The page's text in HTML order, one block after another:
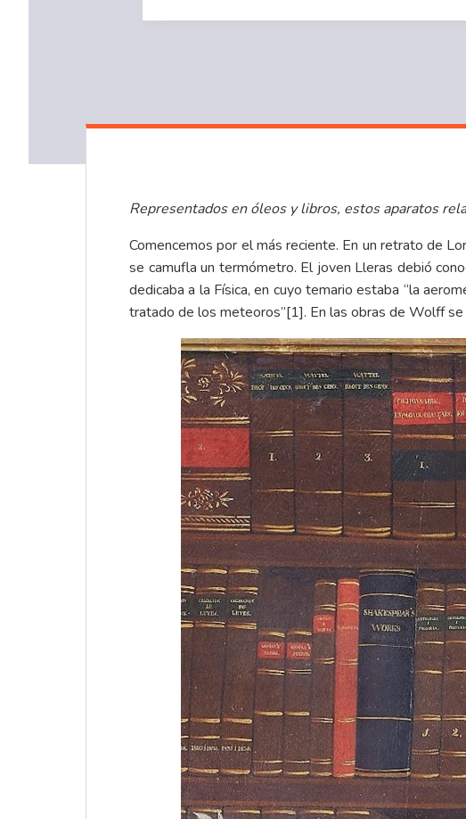
Representados en óleos y libros, estos aparatos
Comencemos por el más reciente. En un retrato de
se camufla un termómetro. El joven Lleras debió
dedicaba a la Física, en cuyo temario estaba “la
tratado de los meteoros”[1]. En las obras de Wolff